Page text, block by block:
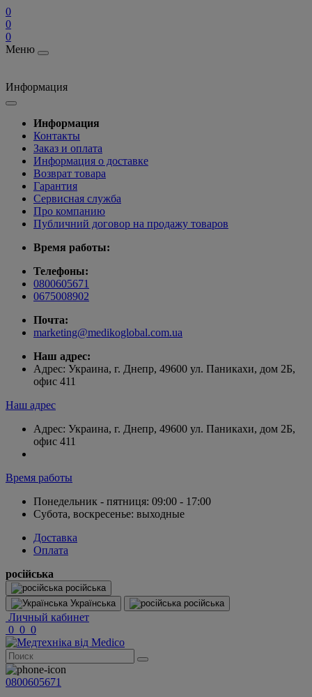
0
0
0
Меню
Информация
Информация
Контакты
Заказ и оплата
Информация о доставке
Возврат товара
Гарантия
Сервисная служба
Про компанию
Публичний договор на продажу товаров
Время работы:
Телефоны:
0800605671
0675008902
Почта:
marketing@medikoglobal.com.ua
Наш адрес:
Адрес: Украина, г. Днепр, 49600 ул. Паникахи, дом 2Б,
офис 411
Наш адрес
Адрес: Украина, г. Днепр, 49600 ул. Паникахи, дом 2Б,
офис 411
Время работы
Понедельник - пятниця: 09:00 - 17:00
Субота, воскресенье: выходные
Доставка
Оплата
російська
російська
Українська
російська
Личный кабинет
0 0 0
0800605671